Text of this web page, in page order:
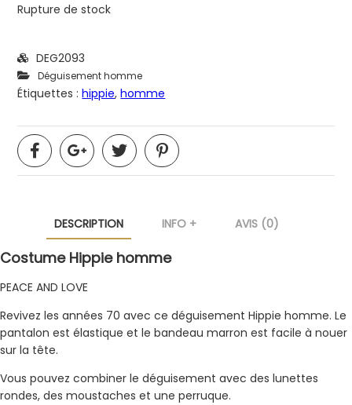
Rupture de stock
DEG2093
Déguisement homme
Étiquettes :hippie,homme
DESCRIPTION INFO + AVIS (0)
Costume Hippie homme
PEACE AND LOVE
Revivez les années 70 avec ce déguisement Hippie homme. Le
pantalon est élastique et le bandeau marron est facile à nouer
sur la tête.
Vous pouvez combiner le déguisement avec des lunettes
rondes, des moustaches et une perruque.